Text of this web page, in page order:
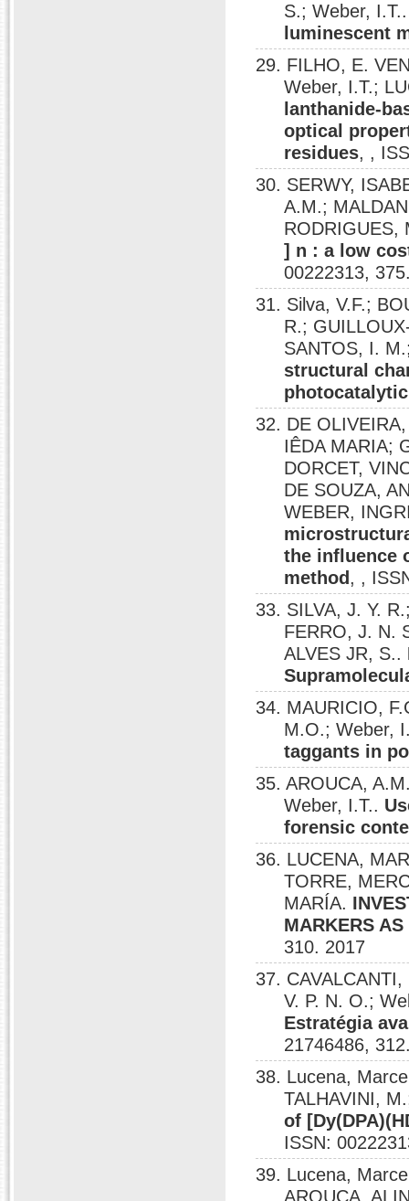
S.; Weber,
luminescent
29. FILHO, E.
Weber, I.T.;
lanthanide-
optical
residues, ,
30. SERWY,
A.M.;
RODRIGUES,
] n : a low
00222313,
31. Silva, V.F.;
R.;
SANTOS, I.
structural
32. DE
IÊDA MARIA;
DORCET,
DE SOUZA,
WEBER,
the influence
method , ,
33. SILVA, J. Y.
FERRO, J. N.
ALVES JR, S..
34. MAURICIO,
M.O.; Weber,
taggants in
35. AROUCA,
Weber, I.T..
forensic
36. LUCENA,
TORRE,
MARÍA.
MARKERS
310. 2017
37.
V. P. N. O.;
Estratégia
21746486,
38. Lucena,
TALHAVINI,
of
ISSN:
39. Lucena,
AROUCA,